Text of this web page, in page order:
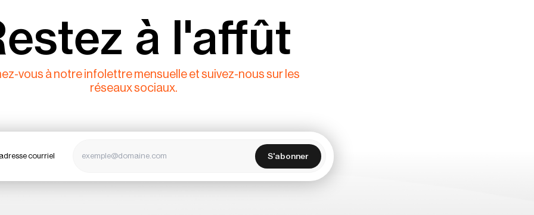
à l'affût
vous à notre infolettre mensuelle et suivez-nous sur les
réseaux sociaux.
courriel S'abonner